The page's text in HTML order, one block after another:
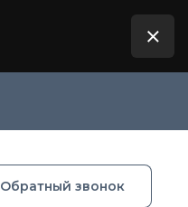
Обратный звонок